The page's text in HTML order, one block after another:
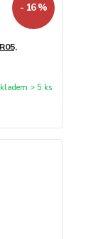
- 16 %
> 5 ks